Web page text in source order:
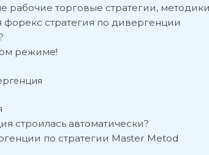
торговые стратегии, методики
стратегия по дивергенции
режиме!
строилась автоматически?
по стратегии Master Metod